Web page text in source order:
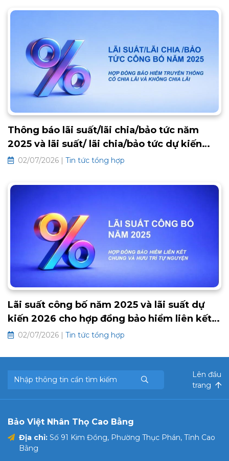
Loyalty 2026. Đây là lời cảm ơn chân thành từ trái tim, tiếp
Thông báo lãi suất/lãi chia/bảo tức năm
2025 và lãi suất/ lãi chia/bảo tức dự kiến
2026 các hợp đồng bảo hiểm truyền thống
02/07/2026 | Tin tức tổng hợp
Lãi suất công bố năm 2025 và lãi suất dự
kiến 2026 cho hợp đồng bảo hiểm liên kết
chung và hưu trí tự nguyện
02/07/2026 | Tin tức tổng hợp
Lên đầu
trang
Bảo Việt Nhân Thọ Cao Bằng
Địa chỉ: Số 91 Kim Đồng, Phường Thục Phán, Tỉnh Cao
Bằng